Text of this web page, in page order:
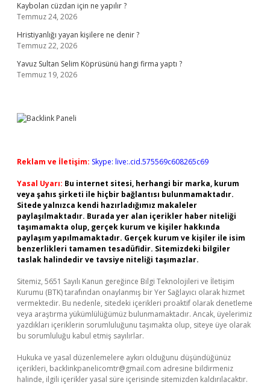
Kaybolan cüzdan için ne yapılır ?
Temmuz 24, 2026
Hristiyanlığı yayan kişilere ne denir ?
Temmuz 22, 2026
Yavuz Sultan Selim Köprüsünü hangi firma yaptı ?
Temmuz 19, 2026
Reklam ve İletişim: Skype: live:.cid.575569c608265c69
Yasal Uyarı: Bu internet sitesi, herhangi bir marka, kurum
veya şahıs şirketi ile hiçbir bağlantısı bulunmamaktadır.
Sitede yalnızca kendi hazırladığımız makaleler
paylaşılmaktadır. Burada yer alan içerikler haber niteliği
taşımamakta olup, gerçek kurum ve kişiler hakkında
paylaşım yapılmamaktadır. Gerçek kurum ve kişiler ile isim
benzerlikleri tamamen tesadüfidir. Sitemizdeki bilgiler
taslak halindedir ve tavsiye niteliği taşımazlar.
Sitemiz, 5651 Sayılı Kanun gereğince Bilgi Teknolojileri ve İletişim
Kurumu (BTK) tarafından onaylanmış bir Yer Sağlayıcı olarak hizmet
vermektedir. Bu nedenle, sitedeki içerikleri proaktif olarak denetleme
veya araştırma yükümlülüğümüz bulunmamaktadır. Ancak, üyelerimiz
yazdıkları içeriklerin sorumluluğunu taşımakta olup, siteye üye olarak
bu sorumluluğu kabul etmiş sayılırlar.
Hukuka ve yasal düzenlemelere aykırı olduğunu düşündüğünüz
içerikleri, backlinkpanelicomtr@gmail.com adresine bildirmeniz
halinde, ilgili içerikler yasal süre içerisinde sitemizden kaldırılacaktır.